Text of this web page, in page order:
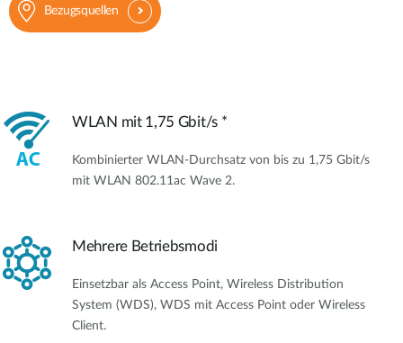
Bezugsquellen
WLAN mit 1,75 Gbit/s *
Kombinierter WLAN-Durchsatz von bis zu 1,75 Gbit/s
mit WLAN 802.11ac Wave 2.
Mehrere Betriebsmodi
Einsetzbar als Access Point, Wireless Distribution
System (WDS), WDS mit Access Point oder Wireless
Client.